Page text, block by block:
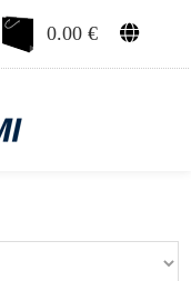
0.00€